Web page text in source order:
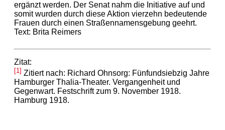
ergänzt werden. Der Senat nahm die Initiative auf und
somit wurden durch diese Aktion vierzehn bedeutende
Frauen durch einen Straßennamensgebung geehrt.
Text: Brita Reimers
Zitat:
[1] Zitiert nach: Richard Ohnsorg: Fünfundsiebzig Jahre
Hamburger Thalia-Theater. Vergangenheit und
Gegenwart. Festschrift zum 9. November 1918.
Hamburg 1918.